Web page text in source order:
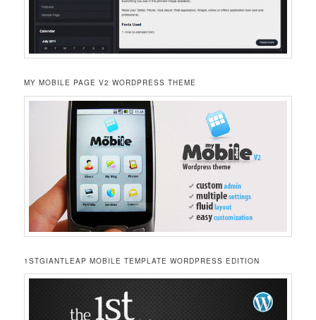
MY MOBILE PAGE V2 WORDPRESS THEME
1STGIANTLEAP MOBILE TEMPLATE WORDPRESS EDITION